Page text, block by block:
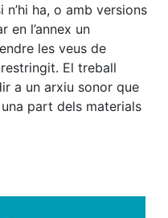
ha, o amb versions
en l’annex un
les veus de
El treball
a un arxiu sonor que
part dels materials